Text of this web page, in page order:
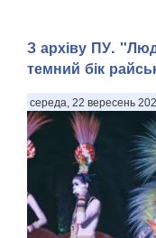
З архіву ПУ.
темний бік
середа, 22 вересень